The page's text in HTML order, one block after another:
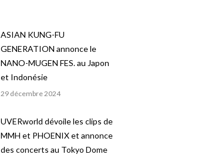
ASIAN KUNG-FU
GENERATION annonce le
NANO-MUGEN FES. au Japon
et Indonésie
29 décembre 2024
UVERworld dévoile les clips de
MMH et PHOENIX et annonce
des concerts au Tokyo Dome